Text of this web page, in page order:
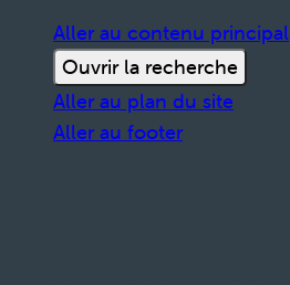
Aller au contenu principal
Ouvrir la recherche
Aller au plan du site
Aller au footer